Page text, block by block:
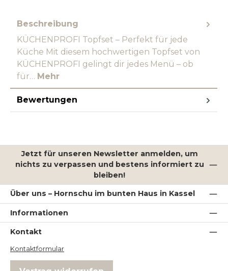
Beschreibung
KÜCHENPROFI Topfset – Perfekt für jede
Küche Mit diesem hochwertigen Topfset von
KÜCHENPROFI gelingt dir jedes Menü – ob
für… Mehr
Bewertungen
Jetzt für unseren Newsletter anmelden, um
nichts zu verpassen und bestens informiert zu
bleiben!
Über uns – Hornschu im bunten Haus in Kassel
Informationen
Kontakt
Kontaktformular